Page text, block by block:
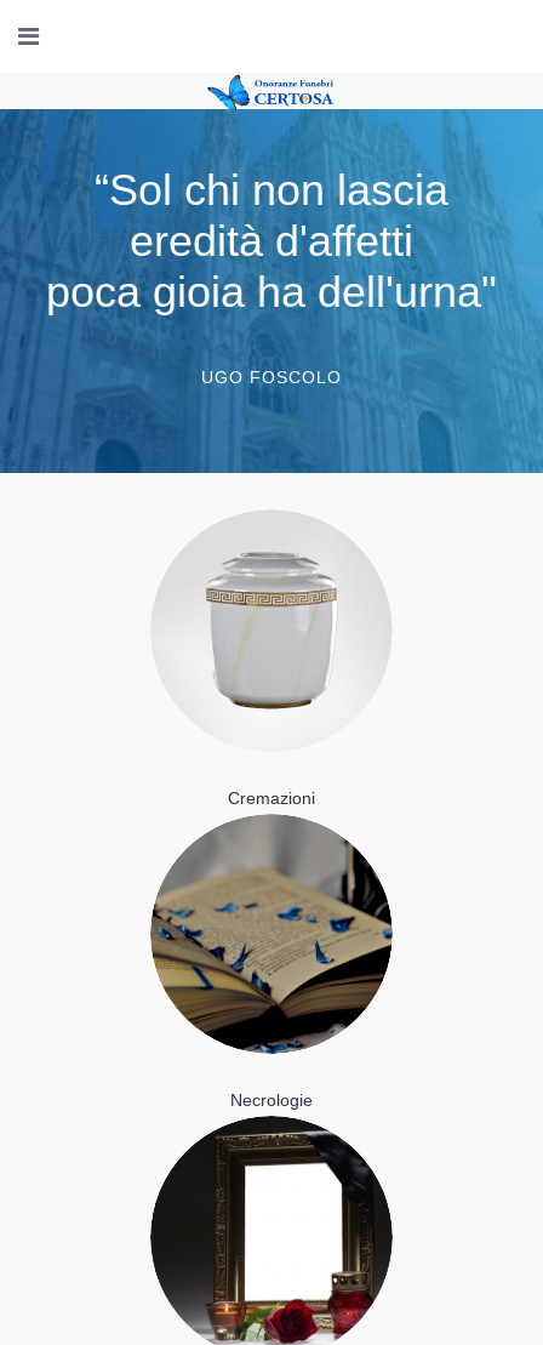
“Sol chi non lascia
eredità d'affetti
poca gioia ha dell'urna"
UGO FOSCOLO
professionalità e
discrezione
reperibilità immediata
24 ore su 24
Cremazioni
Necrologie